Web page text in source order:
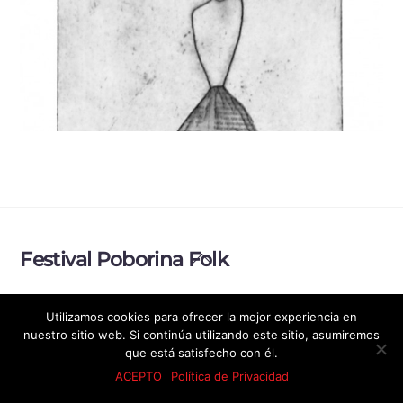
Back
Festival Poborina Folk
© Festival Poborina Folk 2026
Utilizamos cookies para ofrecer la mejor experiencia en
nuestro sitio web. Si continúa utilizando este sitio, asumiremos
que está satisfecho con él.
ACEPTO
Política de Privacidad